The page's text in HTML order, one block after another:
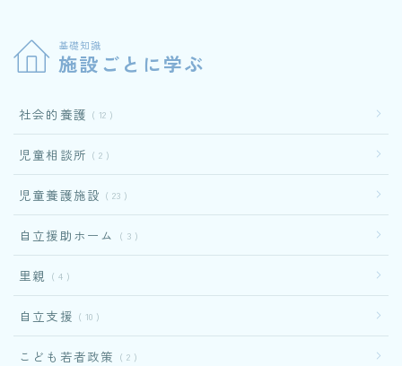
基礎知識
施設ごとに学ぶ
社会的養護 12
児童相談所 2
児童養護施設 23
自立援助ホーム 3
里親 4
自立支援 10
こども若者政策 2